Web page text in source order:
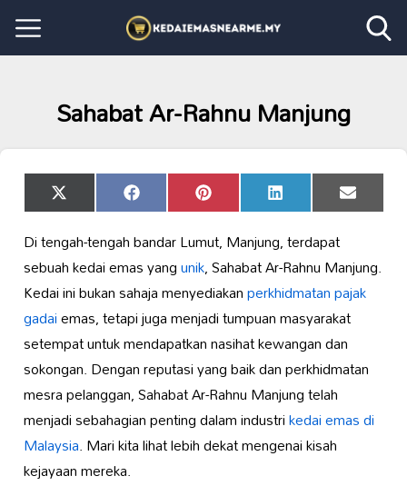
Sahabat Ar-Rahnu Manjung
Share
on
X
(Twitter)
Share
on
Facebook Share
on
Pinterest Share
on
LinkedIn Share
on
Email
Di tengah-tengah bandar Lumut, Manjung, terdapat
sebuah kedai emas yangunik, Sahabat Ar-Rahnu Manjung.
Kedai ini bukan sahaja menyediakanperkhidmatan pajak
gadaiemas, tetapi juga menjadi tumpuan masyarakat
setempat untuk mendapatkan nasihat kewangan dan
sokongan. Dengan reputasi yang baik dan perkhidmatan
mesra pelanggan, Sahabat Ar-Rahnu Manjung telah
menjadi sebahagian penting dalam industrikedai emas di
Malaysia. Mari kita lihat lebih dekat mengenai kisah
kejayaan mereka.